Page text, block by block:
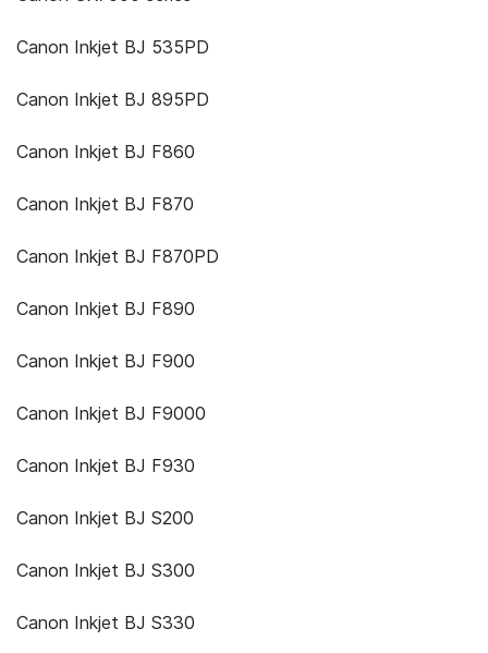
Canon Inkjet BJ 535PD
Canon Inkjet BJ 895PD
Canon Inkjet BJ F860
Canon Inkjet BJ F870
Canon Inkjet BJ F870PD
Canon Inkjet BJ F890
Canon Inkjet BJ F900
Canon Inkjet BJ F9000
Canon Inkjet BJ F930
Canon Inkjet BJ S200
Canon Inkjet BJ S300
Canon Inkjet BJ S330